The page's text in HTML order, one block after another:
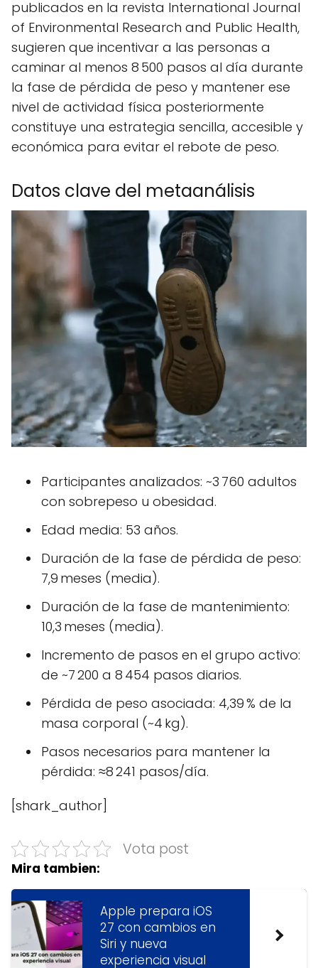
publicados en la revista International Journal
of Environmental Research and Public Health,
sugieren que incentivar a las personas a
caminar al menos 8 500 pasos al día durante
la fase de pérdida de peso y mantener ese
nivel de actividad física posteriormente
constituye una estrategia sencilla, accesible y
económica para evitar el rebote de peso.
Datos clave del metaanálisis
Participantes analizados: ~3 760 adultos
con sobrepeso u obesidad.
Edad media: 53 años.
Duración de la fase de pérdida de peso:
7,9 meses (media).
Duración de la fase de mantenimiento:
10,3 meses (media).
Incremento de pasos en el grupo activo:
de ~7 200 a 8 454 pasos diarios.
Pérdida de peso asociada: 4,39 % de la
masa corporal (~4 kg).
Pasos necesarios para mantener la
pérdida: ≈8 241 pasos/día.
[shark_author]
Vota post
Mira tambien:
Apple prepara iOS
27 con cambios en
Siri y nueva
experiencia visual